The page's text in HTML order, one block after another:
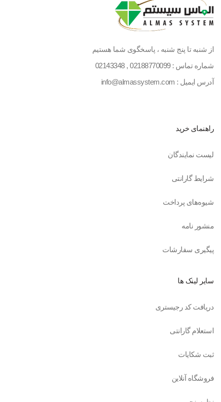
از شنبه تا پنج شنبه ، پاسخگوی شما هستیم
شماره تماس :02188770099
,
02143348
آدرس ایمیل : info@almassystem.com
راهنمای خرید
لیست نمایندگان
شرایط گارانتی
شیوه‌های پرداخت
منشور نامه
پیگیری سفارشات
سایر لینک ها
دریافت کد رجیستری
استعلام گارانتی
ثبت شکایات
فروشگاه آنلاین